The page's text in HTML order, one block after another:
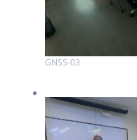
GNSS-03